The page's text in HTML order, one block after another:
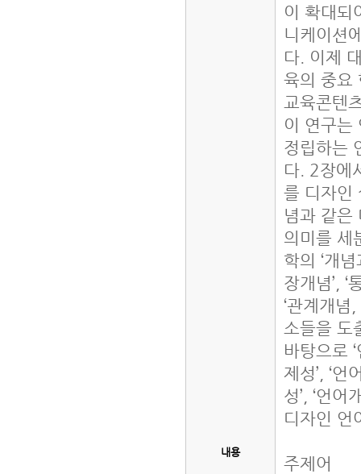
내용
이 확대되
니케이션
다. 이제
육의 중요
교육콘텐
이 연구는
정립하는
다. 2장에
를 디자인
념과 같은
의미를 세
학의 ‘개
장개념’, ‘
‘관계개
소들을 도
바탕으로
제성’, ‘
성’, ‘언
디자인 언
주제어